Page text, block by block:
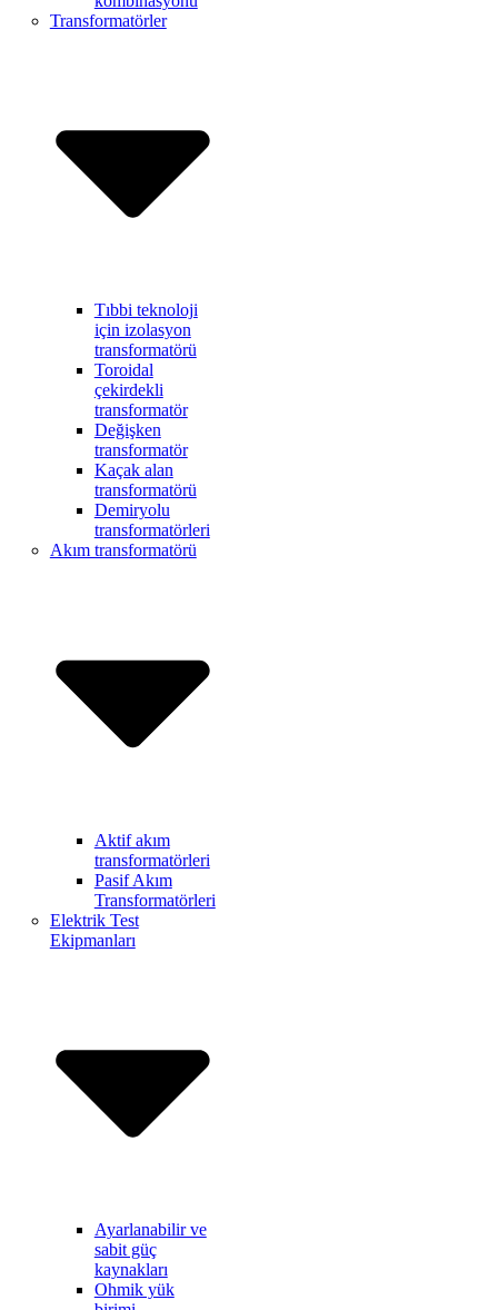
Transformatörler
Tıbbi teknoloji
için izolasyon
transformatörü
Toroidal
çekirdekli
transformatör
Değişken
transformatör
Kaçak alan
transformatörü
Demiryolu
transformatörleri
Akım transformatörü
Aktif akım
transformatörleri
Pasif Akım
Transformatörleri
Elektrik Test
Ekipmanları
Ayarlanabilir ve
sabit güç
kaynakları
Ohmik yük